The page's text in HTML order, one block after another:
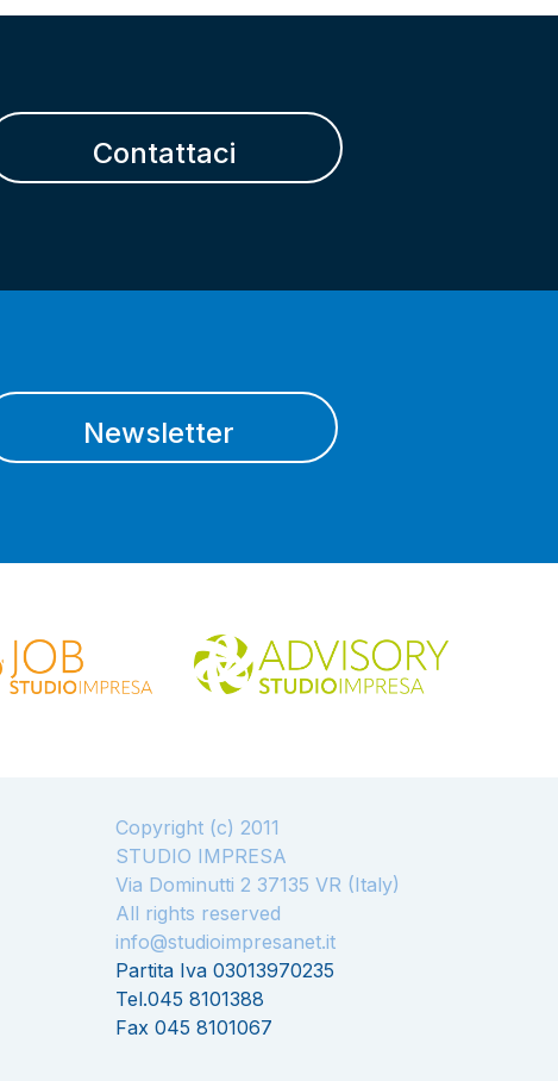
Contattaci
Newsletter
Copyright (c) 2011
STUDIO IMPRESA
Via Dominutti 2 37135 VR (Italy)
All rights reserved
info@studioimpresanet.it
Partita Iva 03013970235
Tel.045 8101388
Fax 045 8101067